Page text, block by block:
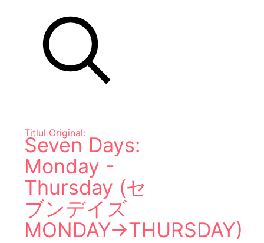
Titlul Original:
Seven Days:
Monday -
Thursday (セ
ブンデイズ
MONDAY→THURSDAY)